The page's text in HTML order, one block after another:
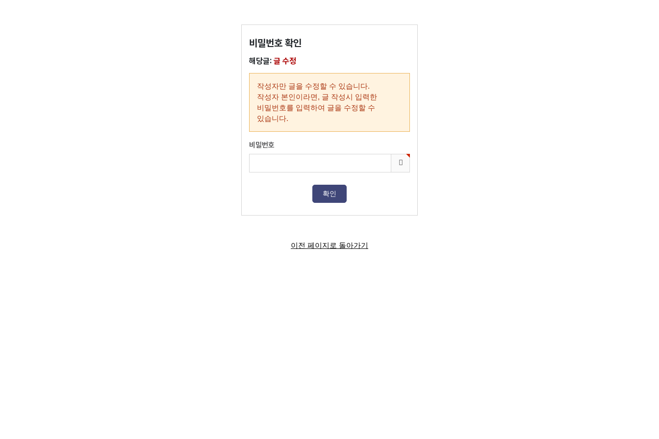
비밀번호 확인
해당글: 글 수정
작성자만 글을 수정할 수 있습니다.
작성자 본인이라면, 글 작성시 입력한
비밀번호를 입력하여 글을 수정할 수
있습니다.
비밀번호
이전 페이지로 돌아가기